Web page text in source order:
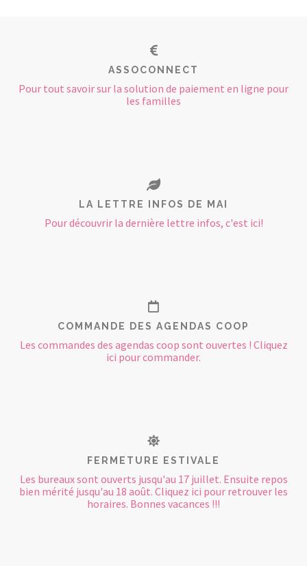
ASSOCONNECT
Pour tout savoir sur la solution de paiement en ligne pour
les familles
LA LETTRE INFOS DE MAI
Pour découvrir la dernière lettre infos, c'est ici!
COMMANDE DES AGENDAS COOP
Les commandes des agendas coop sont ouvertes ! Cliquez
ici pour commander.
FERMETURE ESTIVALE
Les bureaux sont ouverts jusqu'au 17 juillet. Ensuite repos
bien mérité jusqu'au 18 août. Cliquez ici pour retrouver les
horaires. Bonnes vacances !!!